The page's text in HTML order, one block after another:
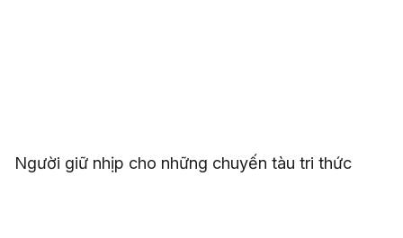
Người giữ nhịp cho những chuyến tàu tri thức